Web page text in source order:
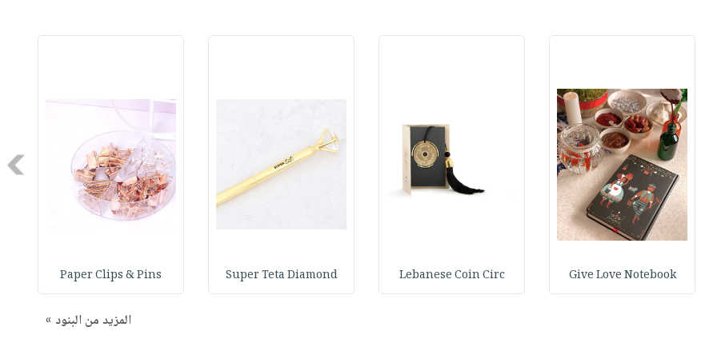
Give Love Notebook
Lebanese Coin Circ
Super Teta Diamond
Paper Clips & Pins
المزيد من البنود »